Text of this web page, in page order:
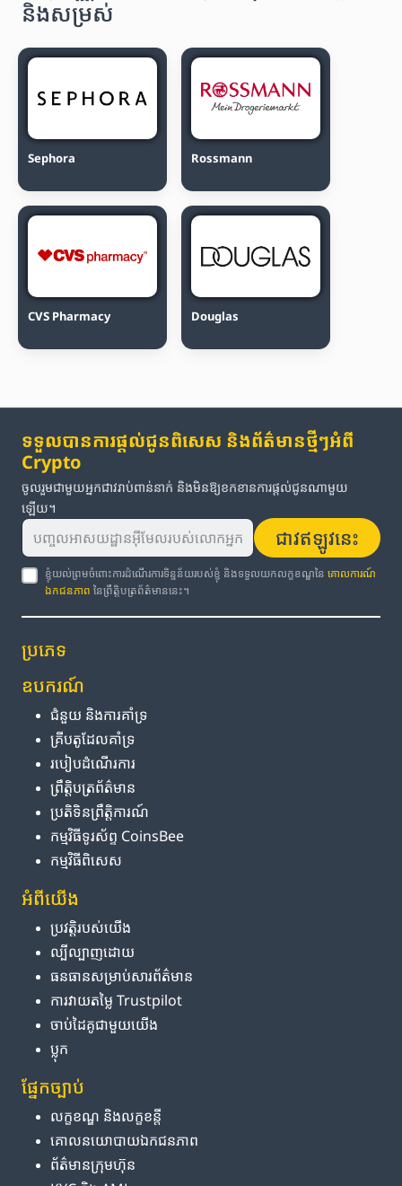
និងសម្រស់
Sephora Rossmann
CVS Pharmacy Douglas
ទទួលបានការផ្តល់ជូនពិសេស និងព័ត៌មានថ្មីៗអំពី
Crypto
ចូលរួមជាមួយអ្នកជាវរាប់ពាន់នាក់ និងមិនឱ្យខកខានការផ្តល់ជូនណាមួយ
ឡើយ។
ជាវឥឡូវនេះ
ខ្ញុំយល់ព្រមចំពោះការដំណើរការទិន្នន័យរបស់ខ្ញុំ និងទទួលយកលក្ខខណ្ឌនៃគោលការណ៍
ឯកជនភាព នៃព្រឹត្តិបត្រព័ត៌មាននេះ។
ប្រភេទ
ឧបករណ៍
ជំនួយ និង​ការ​គាំទ្រ
គ្រីបតូ​ដែល​គាំទ្រ
របៀប​ដំណើរការ
ព្រឹត្តិបត្រ​ព័ត៌មាន
ប្រតិទិន​ព្រឹត្តិការណ៍
កម្មវិធី​ទូរស័ព្ទ CoinsBee
កម្មវិធីពិសេស
អំពី​យើង
ប្រវត្តិ​របស់​យើង
ល្បីល្បាញ​ដោយ
ធនធាន​សម្រាប់​សារព័ត៌មាន
ការ​វាយតម្លៃ Trustpilot
ចាប់ដៃគូ​ជាមួយ​យើង
ប្លុក
ផ្នែក​ច្បាប់
លក្ខខណ្ឌ និង​លក្ខខន្តី
គោលនយោបាយ​ឯកជនភាព
ព័ត៌មាន​ក្រុមហ៊ុន